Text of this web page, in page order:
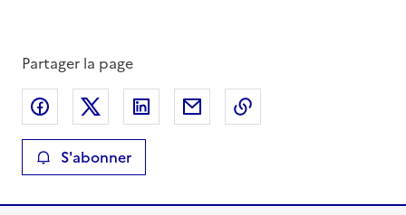
Partager la page
Partager sur Facebook
Partager sur XPartager sur LinkedIn
Partager par email
S'abonner